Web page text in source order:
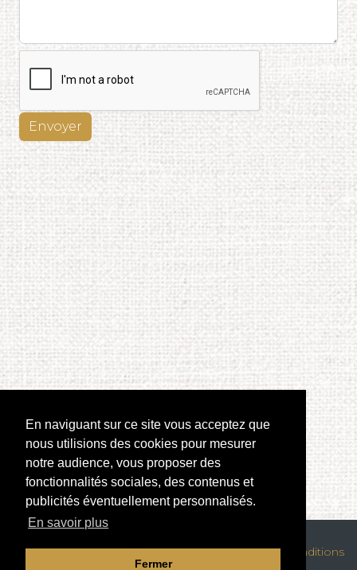
En naviguant sur ce site vous acceptez que
nous utilisions des cookies pour mesurer
notre audience, vous proposer des
fonctionnalités sociales, des contenus et
publicités éventuellement personnalisés.
En savoir plus
Fermer
Envoyer
Mentions légales|Confidentialité des données|
Conditions